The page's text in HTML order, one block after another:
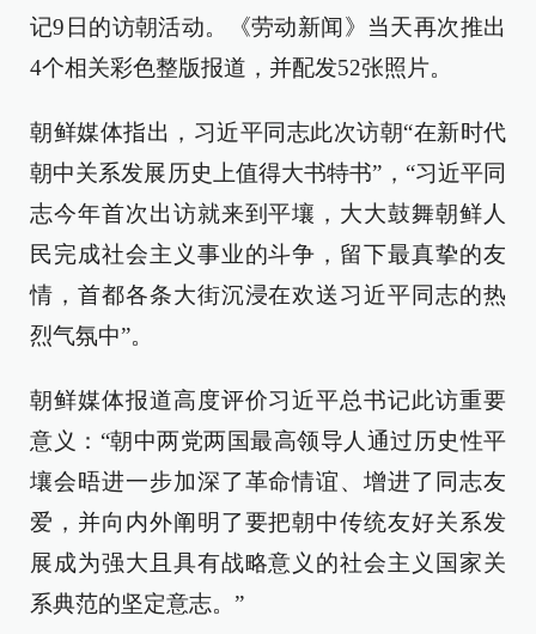
记9日的访朝活动。《劳动新闻》当天再次推出
4个相关彩色整版报道，并配发52张照片。
朝鲜媒体指出，习近平同志此次访朝“在新时代
朝中关系发展历史上值得大书特书”，“习近平同
志今年首次出访就来到平壤，大大鼓舞朝鲜人
民完成社会主义事业的斗争，留下最真挚的友
情，首都各条大街沉浸在欢送习近平同志的热
烈气氛中”。
朝鲜媒体报道高度评价习近平总书记此访重要
意义：“朝中两党两国最高领导人通过历史性平
壤会晤进一步加深了革命情谊、增进了同志友
爱，并向内外阐明了要把朝中传统友好关系发
展成为强大且具有战略意义的社会主义国家关
系典范的坚定意志。”